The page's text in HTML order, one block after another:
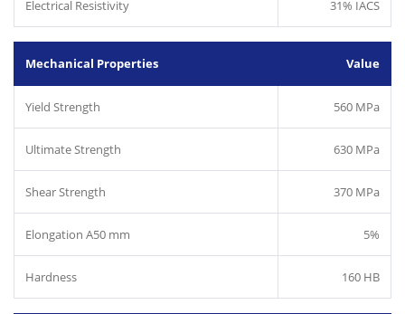
Electrical Resistivity 31% IACS
Mechanical Properties Value
Yield Strength 560 MPa
Ultimate Strength 630 MPa
Shear Strength 370 MPa
Elongation A50 mm 5%
Hardness 160 HB